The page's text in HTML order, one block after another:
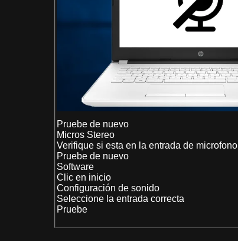
Pruebe de nuevo
Micros Stereo
Verifique si esta en la entrada de microfono
Pruebe de nuevo
Software
Clic en inicio
Configuración de sonido
Seleccione la entrada correcta
Pruebe